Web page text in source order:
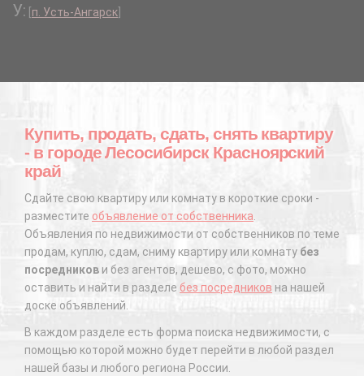
У: п. Усть-Ангарск
Купить, продать, сдать, снять квартиру
- в городе Лесосибирск Красноярский
край
Сдайте свою квартиру или комнату в короткие сроки -
разместите объявление от собственника.
Объявления по недвижимости от собственников по теме
продам, куплю, сдам, сниму квартиру или комнату без
посредников и без агентов, дешево, с фото, можно
оставить и найти в разделе без посредников на нашей
доске объявлений.
В каждом разделе есть форма поиска недвижимости, с
помощью которой можно будет перейти в любой раздел
нашей базы и любого региона России.